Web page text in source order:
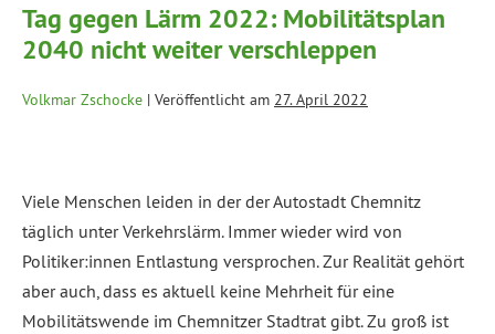
Tag gegen Lärm 2022: Mobilitätsplan
2040 nicht weiter verschleppen
Volkmar Zschocke | Veröffentlicht am 27. April 2022
Viele Menschen leiden in der der Autostadt Chemnitz
täglich unter Verkehrslärm. Immer wieder wird von
Politiker:innen Entlastung versprochen. Zur Realität gehört
aber auch, dass es aktuell keine Mehrheit für eine
Mobilitätswende im Chemnitzer Stadtrat gibt. Zu groß ist